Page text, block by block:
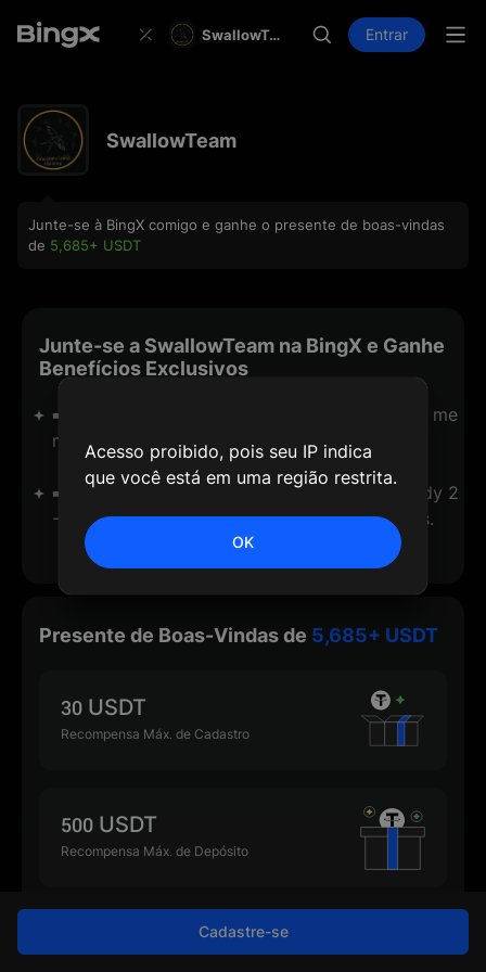
SwallowTeam Entrar
SwallowTeam
Junte-se à BingX comigo e ganhe o presente de boas-vindas
de 5,685+ USDT
Junte-se a SwallowTeam na BingX e Ganhe
Benefícios Exclusivos
➡️ Join BingX via our link and 7 day access to me
mbership (Send Your UID)
➡️ Enjoy additional -20% fees on top of already 2
-3x lower fees, compared to other exchanges.
Presente de Boas-Vindas de 5,685+ USDT
30 USDT
Recompensa Máx. de Cadastro
500 USDT
Recompensa Máx. de Depósito
Acesso proibido, pois seu IP indica
que você está em uma região restrita.
OK
Cadastre-se